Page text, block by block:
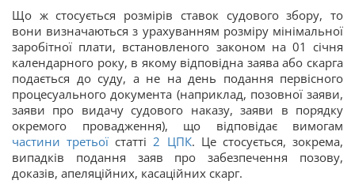
Що ж стосується розмірів ставок судового збору, то
вони визначаються з урахуванням розміру мінімальної
заробітної плати, встановленого законом на 01 січня
календарного року, в якому відповідна заява або скарга
подається до суду, а не на день подання первісного
процесуального документа (наприклад, позовної заяви,
заяви про видачу судового наказу, заяви в порядку
окремого провадження), що відповідає вимогам
частини третьої статті 2 ЦПК. Це стосується, зокрема,
випадків подання заяв про забезпечення позову,
доказів, апеляційних, касаційних скарг.